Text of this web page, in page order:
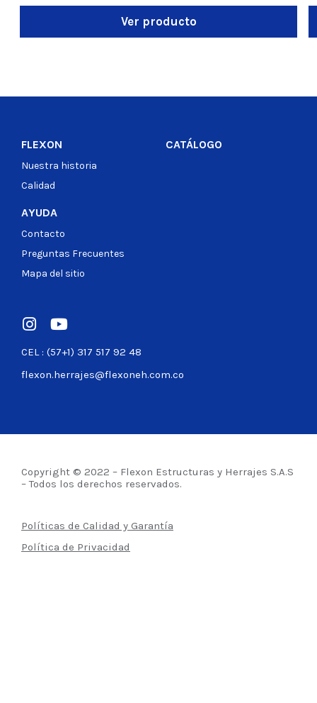
Ver producto
CEL : (57+1) 317 517 92 48
flexon.herrajes@flexoneh.com.co
FLEXON
Nuestra historia
Calidad
CATÁLOGO
AYUDA
Contacto
Preguntas Frecuentes
Mapa del sitio
Copyright © 2022 – Flexon Estructuras y Herrajes S.A.S
– Todos los derechos reservados.
Políticas de Calidad y Garantía
Política de Privacidad